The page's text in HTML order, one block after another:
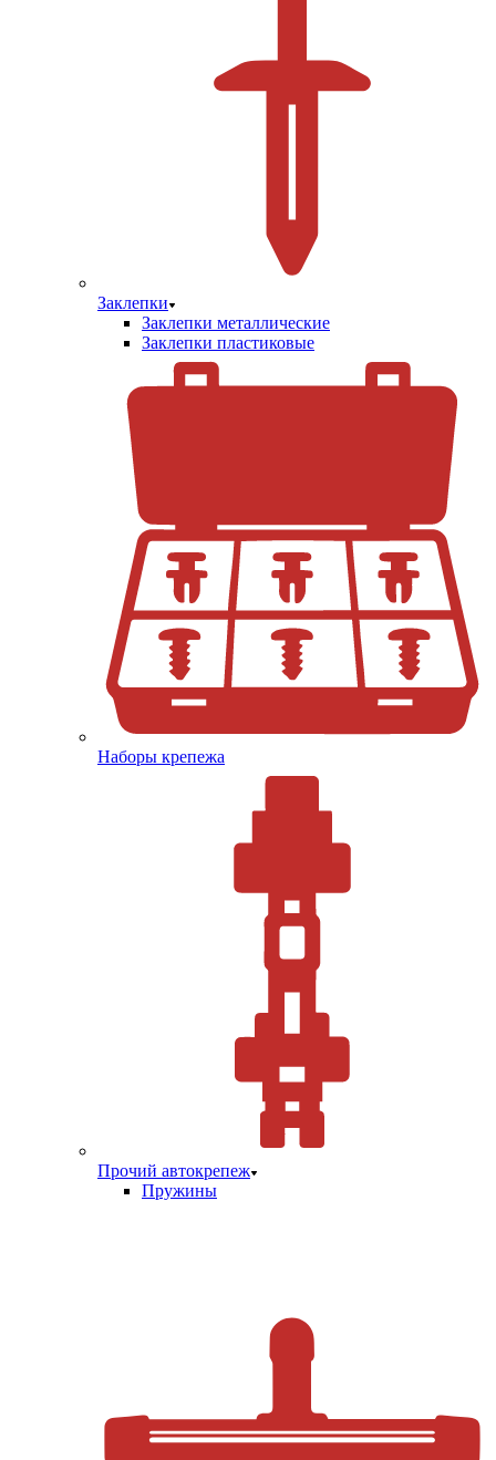
Заклепки
Заклепки металлические
Заклепки пластиковые
Наборы крепежа
Прочий автокрепеж
Пружины